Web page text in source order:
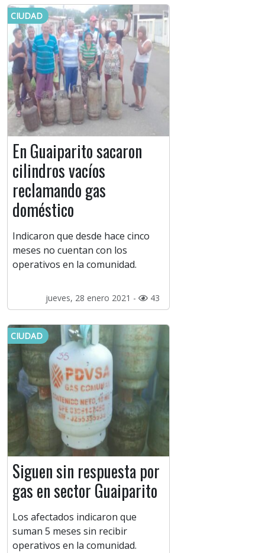
CIUDAD
En Guaiparito sacaron
cilindros vacíos
reclamando gas
doméstico
Indicaron que desde hace cinco
meses no cuentan con los
operativos en la comunidad.
jueves, 28 enero 2021 - 43
CIUDAD
Siguen sin respuesta por
gas en sector Guaiparito
Los afectados indicaron que
suman 5 meses sin recibir
operativos en la comunidad.